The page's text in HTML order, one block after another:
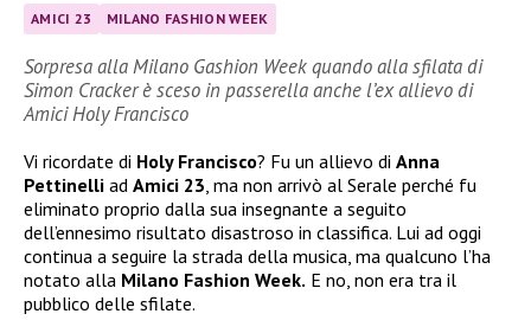
AMICI 23 MILANO FASHION WEEK
Sorpresa alla Milano Gashion Week quando alla sfilata di
Simon Cracker è sceso in passerella anche l’ex allievo di
Amici Holy Francisco
Vi ricordate di Holy Francisco? Fu un allievo di Anna
Pettinelli ad Amici 23, ma non arrivò al Serale perché fu
eliminato proprio dalla sua insegnante a seguito
dell’ennesimo risultato disastroso in classifica. Lui ad oggi
continua a seguire la strada della musica, ma qualcuno l’ha
notato alla Milano Fashion Week. E no, non era tra il
pubblico delle sfilate.